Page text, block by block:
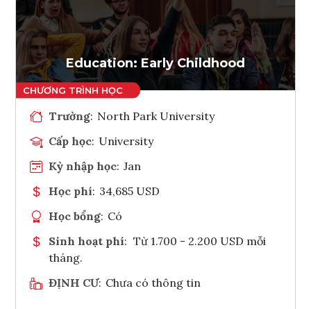
Ghi danh
Tham vấn Interlink
Education: Early Childhood
Trường: North Park University
Cấp học: University
Kỳ nhập học: Jan
Học phí: 34,685 USD
Học bổng: Có
Sinh hoạt phí: Từ 1.700 - 2.200 USD mỗi
tháng.
ĐỊNH CƯ: Chưa có thông tin